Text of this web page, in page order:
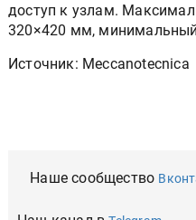
доступ к узлам.
320×420 мм,
Источник: Meccanotecnica
Наше сообщество